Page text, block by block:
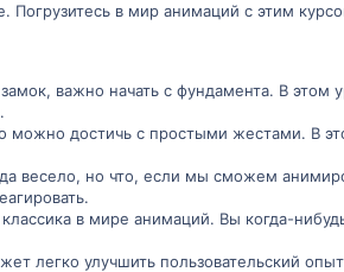
Погрузитесь в мир анимаций с этим
важно начать с фундамента. В
можно достичь с простыми жестами. В
весело, но что, если мы сможем
в мире анимаций. Вы когда-
легко улучшить пользовательский